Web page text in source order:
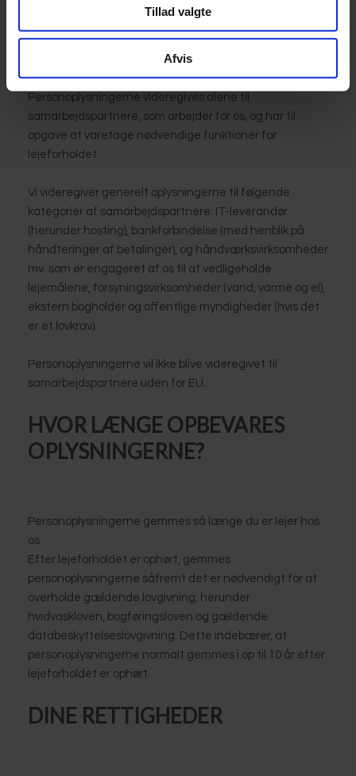
Tillad valgte
Afvis
personoplysningerne. Dog kun i det omfang dette er
nødvendigt for at kunne servicere dig som lejer eller for
at overholde gældende lovgivning.
Personoplysningerne videregives alene til
samarbejdspartnere, som arbejder for os, og har til
opgave at varetage nødvendige funktioner for
lejeforholdet.
Vi videregiver generelt oplysningerne til følgende
kategorier af samarbejdspartnere: IT-leverandør
(herunder hosting), bankforbindelse (med henblik på
håndteringer af betalinger), og håndværksvirksomheder
mv. som er engageret af os til at vedligeholde
lejemålene, forsyningsvirksomheder (vand, varme og el),
ekstern bogholder og offentlige myndigheder (hvis det
er et lovkrav).
Personoplysningerne vil ikke blive videregivet til
samarbejdspartnere uden for EU.
HVOR LÆNGE OPBEVARES
OPLYSNINGERNE?
Personoplysningerne gemmes så længe du er lejer hos
os.
Efter lejeforholdet er ophørt, gemmes
personoplysningerne såfremt det er nødvendigt for at
overholde gældende lovgivning, herunder
hvidvaskloven, bogføringsloven og gældende
databeskyttelseslovgivning. Dette indebærer, at
personoplysningerne normalt gemmes i op til 10 år efter
lejeforholdet er ophørt.
DINE RETTIGHEDER